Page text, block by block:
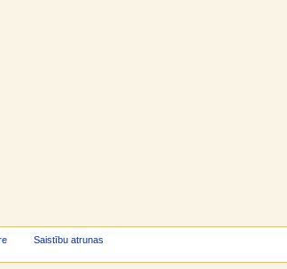
Saistību atrunas